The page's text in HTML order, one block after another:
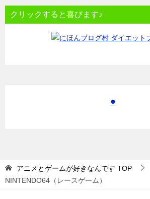
クリックすると喜びます♪
●
アニメとゲームが好きなんです TOP
NINTENDO64（レースゲーム）